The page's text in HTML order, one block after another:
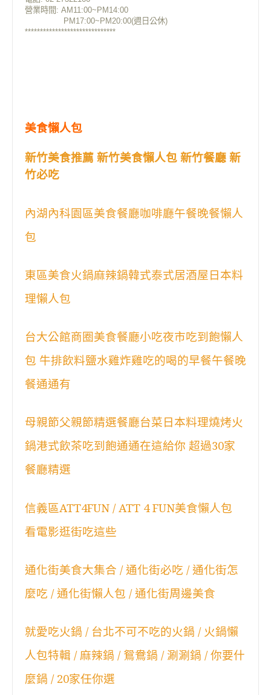
營業時間: AM11:00~PM14:00
PM17:00~PM20:00(週日公休)
******************************
美食懶人包
新竹美食推薦 新竹美食懶人包 新竹餐廳 新
竹必吃
內湖內科園區美食餐廳咖啡廳午餐晚餐懶人
包
東區美食火鍋麻辣鍋韓式泰式居酒屋日本料
理懶人包
台大公館商圈美食餐廳小吃夜市吃到飽懶人
包 牛排飲料鹽水雞炸雞吃的喝的早餐午餐晚
餐通通有
母親節父親節精選餐廳台菜日本料理燒烤火
鍋港式飲茶吃到飽通通在這給你 超過30家
餐廳精選
信義區ATT4FUN / ATT 4 FUN美食懶人包
看電影逛街吃這些
通化街美食大集合 / 通化街必吃 / 通化街怎
麼吃 / 通化街懶人包 / 通化街周邊美食
就愛吃火鍋 / 台北不可不吃的火鍋 / 火鍋懶
人包特輯 / 麻辣鍋 / 鴛鴦鍋 / 涮涮鍋 / 你要什
麼鍋 / 20家任你選